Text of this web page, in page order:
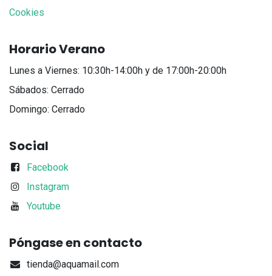
Cookies
Horario Verano
Lunes a Viernes: 10:30h-14:00h y de 17:00h-20:00h
Sábados: Cerrado
Domingo: Cerrado
Social
Facebook
Instagram
Youtube
Póngase en contacto
tienda@aquamail.com